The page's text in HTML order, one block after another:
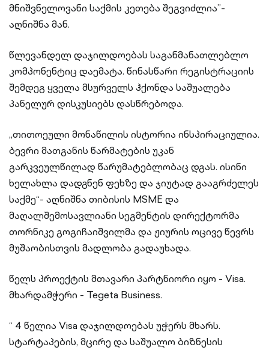
მნიშვნელოვანი საქმის კეთება შეგვიძლია”-
აღნიშნა მან.
წლევანდელ დაჯილდოებას საგანმანათლებლო
კომპონენტიც დაემატა. წინასწარი რეგისტრაციის
შემდეგ ყველა მსურველს ჰქონდა საშუალება
პანელურ დისკუსიებს დასწრებოდა.
„თითოეული მონაწილის ისტორია ინსპირაციულია.
ბევრი მათგანის წარმატების უკან
გარკვეულწილად წარუმატებლობაც დგას. ისინი
ხელახლა დადგნენ ფეხზე და ჯიუტად გააგრძელეს
საქმე“- აღნიშნა თიბისის MSME და
მაღალშემოსავლიანი სეგმენტის დირექტორმა
თორნიკე გოგიჩაიშვილმა და ჟიურის ოცივე წევრს
მუშაობისთვის მადლობა გადაუხადა.
წელს პროექტის მთავარი პარტნიორი იყო - Visa.
მხარდამჭერი - Tegeta Business.
“ 4 წელია Visa დაჯილდოებას უჭერს მხარს.
სტარტაპების, მცირე და საშუალო ბიზნესის